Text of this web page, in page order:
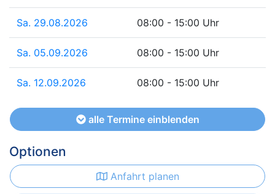
Sa. 29.08.2026 08:00 - 15:00 Uhr
Sa. 05.09.2026 08:00 - 15:00 Uhr
Sa. 12.09.2026 08:00 - 15:00 Uhr
alle Termine einblenden
Optionen
Anfahrt planen